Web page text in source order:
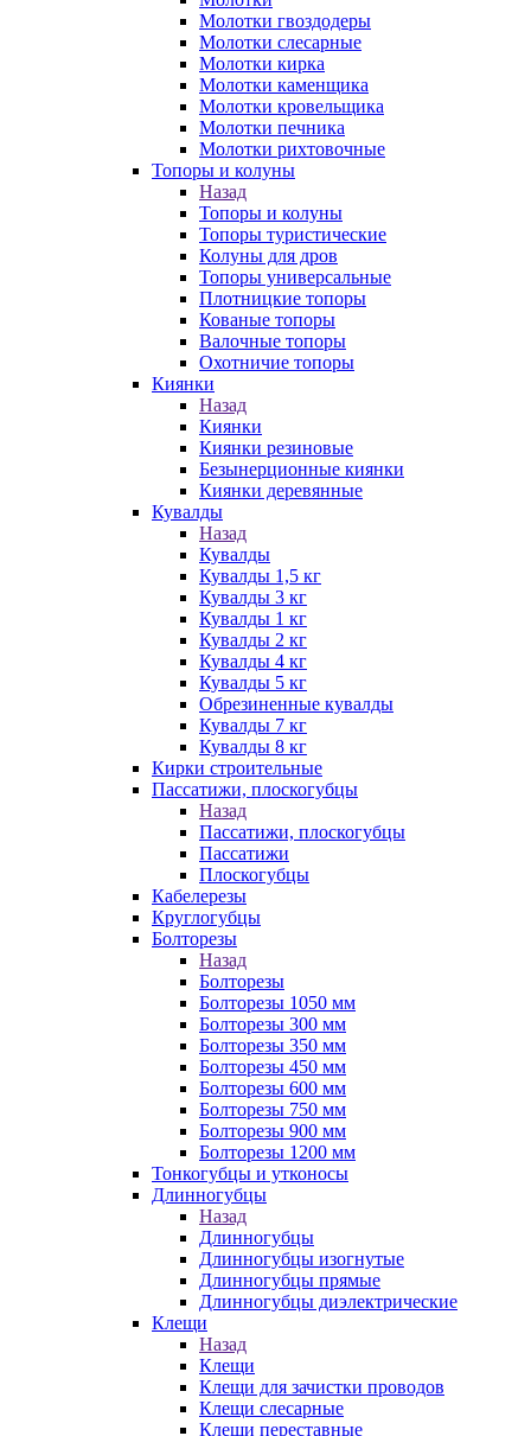
Молотки гвоздодеры
Молотки слесарные
Молотки кирка
Молотки каменщика
Молотки кровельщика
Молотки печника
Молотки рихтовочные
Топоры и колуны
Назад
Топоры и колуны
Топоры туристические
Колуны для дров
Топоры универсальные
Плотницкие топоры
Кованые топоры
Валочные топоры
Охотничие топоры
Киянки
Назад
Киянки
Киянки резиновые
Безынерционные киянки
Киянки деревянные
Кувалды
Назад
Кувалды
Кувалды 1,5 кг
Кувалды 3 кг
Кувалды 1 кг
Кувалды 2 кг
Кувалды 4 кг
Кувалды 5 кг
Обрезиненные кувалды
Кувалды 7 кг
Кувалды 8 кг
Кирки строительные
Пассатижи, плоскогубцы
Назад
Пассатижи, плоскогубцы
Пассатижи
Плоскогубцы
Кабелерезы
Круглогубцы
Болторезы
Назад
Болторезы
Болторезы 1050 мм
Болторезы 300 мм
Болторезы 350 мм
Болторезы 450 мм
Болторезы 600 мм
Болторезы 750 мм
Болторезы 900 мм
Болторезы 1200 мм
Тонкогубцы и утконосы
Длинногубцы
Назад
Длинногубцы
Длинногубцы изогнутые
Длинногубцы прямые
Длинногубцы диэлектрические
Клещи
Назад
Клещи
Клещи для зачистки проводов
Клещи слесарные
Клещи переставные